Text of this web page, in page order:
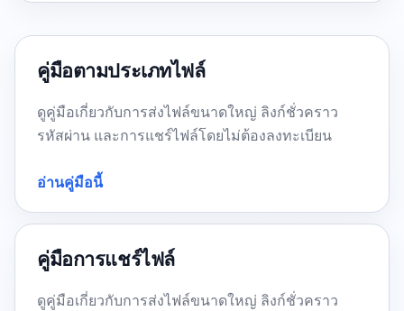
คู่มือตามประเภทไฟล์
ดูคู่มือเกี่ยวกับการส่งไฟล์ขนาดใหญ่ ลิงก์ชั่วคราว
รหัสผ่าน และการแชร์ไฟล์โดยไม่ต้องลงทะเบียน
อ่านคู่มือนี้
คู่มือการแชร์ไฟล์
ดูคู่มือเกี่ยวกับการส่งไฟล์ขนาดใหญ่ ลิงก์ชั่วคราว